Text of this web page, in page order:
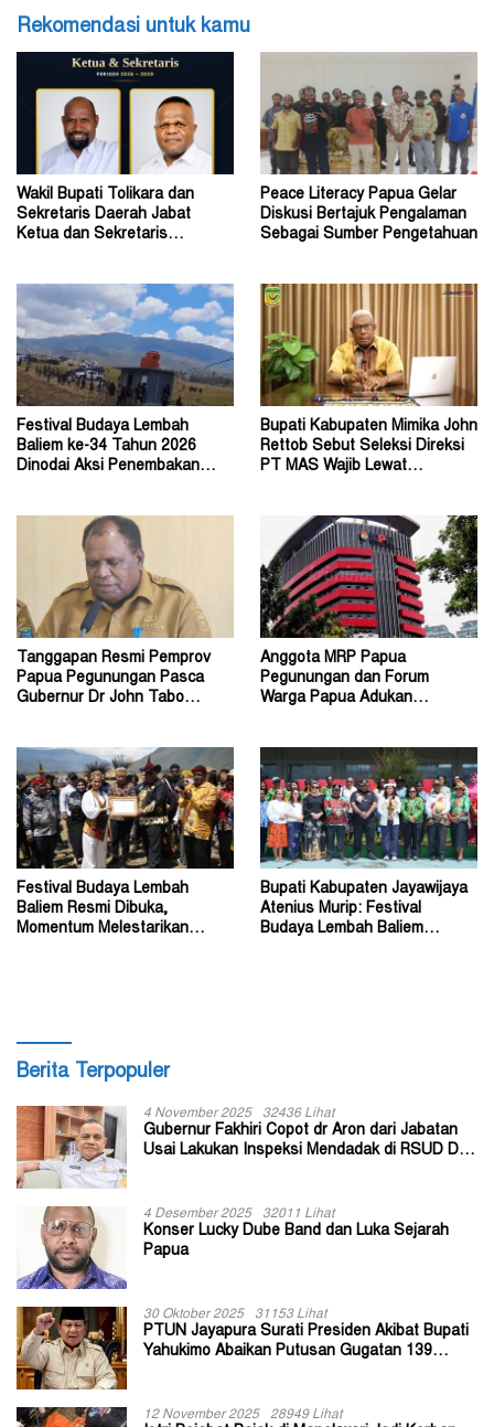
Rekomendasi untuk kamu
Wakil Bupati Tolikara dan
Sekretaris Daerah Jabat
Ketua dan Sekretaris
Peace Literacy Papua Gelar
Diskusi Bertajuk Pengalaman
Sebagai Sumber Pengetahuan
Festival Budaya Lembah
Baliem ke-34 Tahun 2026
Dinodai Aksi Penembakan
Bupati Kabupaten Mimika John
Rettob Sebut Seleksi Direksi
PT MAS Wajib Lewat
Tanggapan Resmi Pemprov
Papua Pegunungan Pasca
Gubernur Dr John Tabo
Anggota MRP Papua
Pegunungan dan Forum
Warga Papua Adukan
Festival Budaya Lembah
Baliem Resmi Dibuka,
Momentum Melestarikan
Bupati Kabupaten Jayawijaya
Atenius Murip: Festival
Budaya Lembah Baliem
Berita Terpopuler
4 November 2025 32436 Lihat
Gubernur Fakhiri Copot dr Aron dari Jabatan
Usai Lakukan Inspeksi Mendadak di RSUD Dok
4 Desember 2025 32011 Lihat
Konser Lucky Dube Band dan Luka Sejarah
Papua
30 Oktober 2025 31153 Lihat
PTUN Jayapura Surati Presiden Akibat Bupati
Yahukimo Abaikan Putusan Gugatan 139
12 November 2025 28949 Lihat